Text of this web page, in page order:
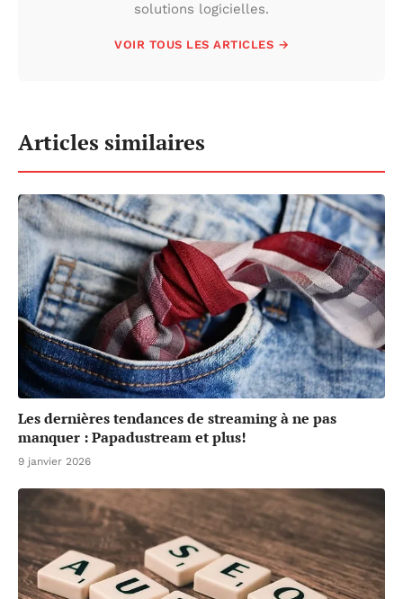
solutions logicielles.
VOIR TOUS LES ARTICLES →
Articles similaires
Les dernières tendances de streaming à ne pas
manquer : Papadustream et plus!
9 janvier 2026